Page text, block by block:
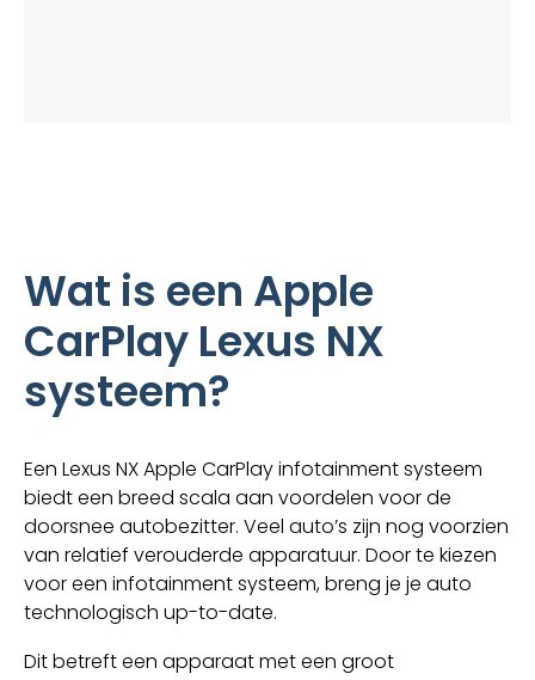
Wat is een Apple
CarPlay Lexus NX
systeem?
Een Lexus NX Apple CarPlay infotainment systeem
biedt een breed scala aan voordelen voor de
doorsnee autobezitter. Veel auto’s zijn nog voorzien
van relatief verouderde apparatuur. Door te kiezen
voor een infotainment systeem, breng je je auto
technologisch up-to-date.
Dit betreft een apparaat met een groot